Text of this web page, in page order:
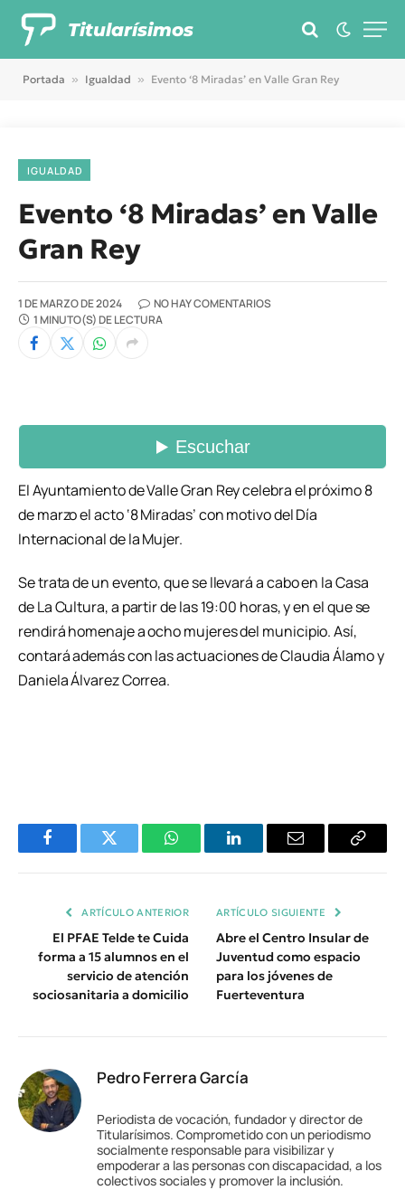
Titularísimos
Portada » Igualdad » Evento ‘8 Miradas’ en Valle Gran Rey
IGUALDAD
Evento ‘8 Miradas’ en Valle
Gran Rey
1 DE MARZO DE 2024
NO HAY COMENTARIOS
1 MINUTO(S) DE LECTURA
El Ayuntamiento de Valle Gran Rey celebra el próximo 8
de marzo el acto ‘8 Miradas’ con motivo del Día
Internacional de la Mujer.
Se trata de un evento, que se llevará a cabo en la Casa
de La Cultura, a partir de las 19:00 horas, y en el que se
rendirá homenaje a ocho mujeres del municipio. Así,
contará además con las actuaciones de Claudia Álamo y
Daniela Álvarez Correa.
FacebookTwitter WhatsAppLinkedInEmail
Copiar
ARTÍCULO ANTERIOR
El PFAE Telde te Cuida
forma a 15 alumnos en el
servicio de atención
sociosanitaria a domicilio
ARTÍCULO SIGUIENTE
Abre el Centro Insular de
Juventud como espacio
para los jóvenes de
Fuerteventura
Pedro Ferrera García
Periodista de vocación, fundador y director de
Titularísimos. Comprometido con un periodismo
socialmente responsable para visibilizar y
empoderar a las personas con discapacidad, a los
colectivos sociales y promover la inclusión.